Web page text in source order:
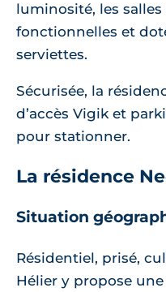
luminosité, les
fonctionnelles et
serviettes.
Sécurisée, la
d’accès Vigik et
pour stationner.
La résidence
Situation
Résidentiel, prisé,
Hélier y propose